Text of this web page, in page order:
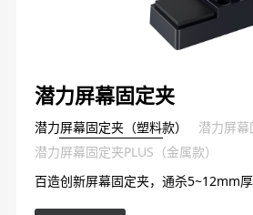
潜力屏幕固定夹
潜力屏幕固定夹（塑料款）
潜力屏幕
潜力屏幕固定夹PLUS（金属款）
百造创新屏幕固定夹，通杀5~12mm